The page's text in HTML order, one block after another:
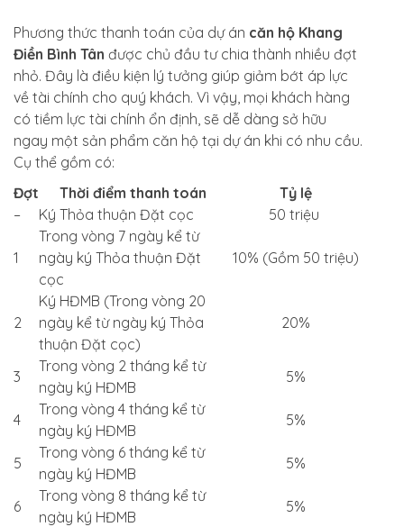
Phương thức thanh toán của dự án căn hộ Khang
Điền Bình Tân được chủ đầu tư chia thành nhiều đợt
nhỏ. Đây là điều kiện lý tưởng giúp giảm bớt áp lực
về tài chính cho quý khách. Vì vậy, mọi khách hàng
có tiềm lực tài chính ổn định, sẽ dễ dàng sở hữu
ngay một sản phẩm căn hộ tại dự án khi có nhu cầu.
Cụ thể gồm có:
Đợt
Thời điểm thanh toán
Tỷ lệ
–
Ký Thỏa thuận Đặt cọc 50 triệu
1
Trong vòng 7 ngày kể từ
ngày ký Thỏa thuận Đặt
cọc
10% (Gồm 50 triệu)
2
Ký HĐMB (Trong vòng 20
ngày kể từ ngày ký Thỏa
thuận Đặt cọc)
20%
3
Trong vòng 2 tháng kể từ
ngày ký HĐMB
5%
4
Trong vòng 4 tháng kể từ
ngày ký HĐMB
5%
5
Trong vòng 6 tháng kể từ
ngày ký HĐMB
5%
6
Trong vòng 8 tháng kể từ
ngày ký HĐMB
5%